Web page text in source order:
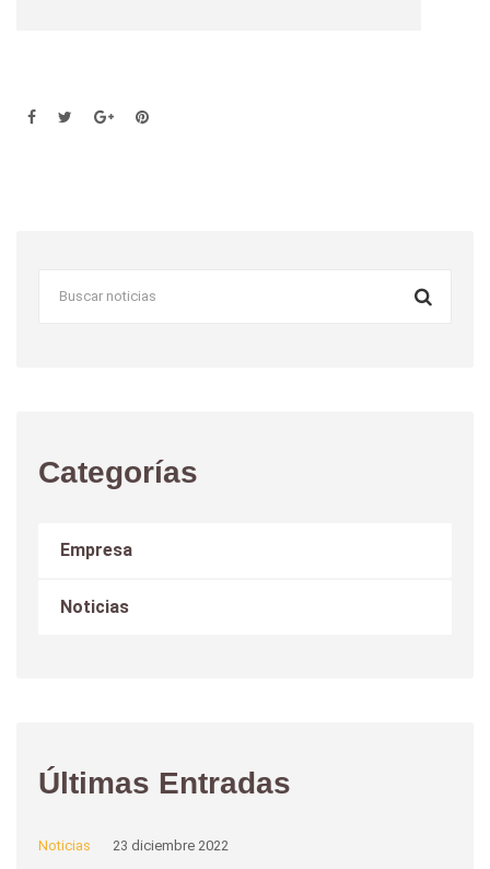
Categorías
Empresa
Noticias
Últimas Entradas
Noticias 23 diciembre 2022